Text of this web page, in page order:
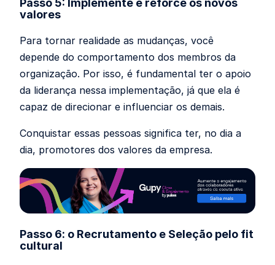
Passo 5: Implemente e reforce os novos
valores
Para tornar realidade as mudanças, você
depende do comportamento dos membros da
organização. Por isso, é fundamental ter o apoio
da liderança nessa implementação, já que ela é
capaz de direcionar e influenciar os demais.
Conquistar essas pessoas significa ter, no dia a
dia, promotores dos valores da empresa.
Passo 6: o Recrutamento e Seleção pelo fit
cultural